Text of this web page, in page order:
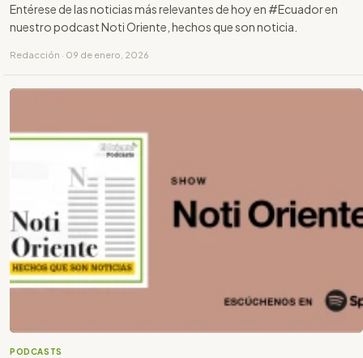
Entérese de las noticias más relevantes de hoy en #Ecuador en
nuestro podcast Noti Oriente, hechos que son noticia.
Redacción · 09 de enero, 2026
PODCASTS